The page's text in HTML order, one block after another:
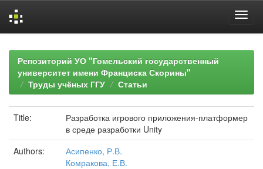
navigationРепозиторий УО "Гомельский государственный
университет имени Франциска Скорины"
Труды учёных ГГУ
Статьи
Title:
Разработка игрового приложения-платформер
в среде разработки Unity
Authors:
Асипенко, Р.В.
Комракова, Е.В.